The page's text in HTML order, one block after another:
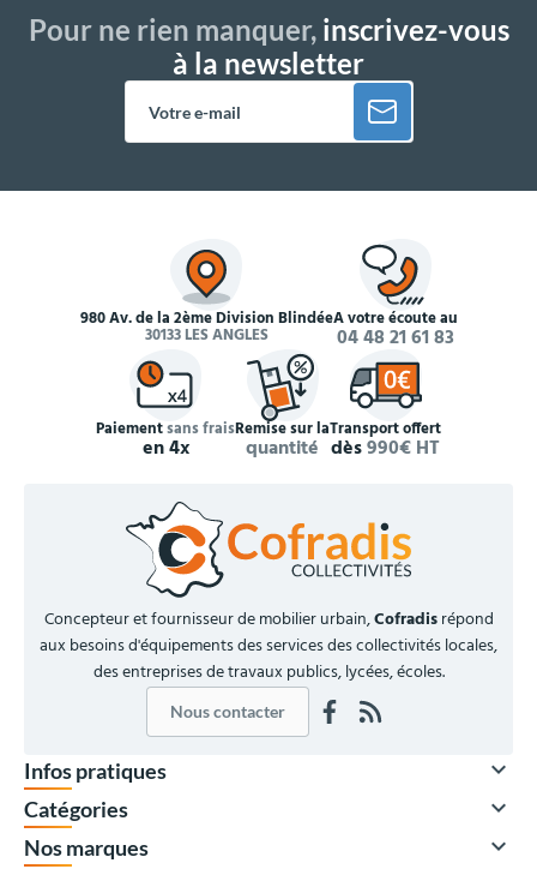
Pour ne rien manquer,inscrivez-vous
à la newsletter
980 Av. de la 2ème Division Blindée
30133 LES ANGLES
À votre écoute au
04 48 21 61 83
Paiementsans frais
en 4x
Remise sur la
quantité
Transport offert
dès990€ HT
Concepteur et fournisseur de mobilier urbain,Cofradisrépond
aux besoins d'équipements des services des collectivités locales,
des entreprises de travaux publics, lycées, écoles.
Nous contacter
Infos pratiques 
Catégories 
Nos marques 